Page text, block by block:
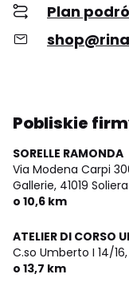
Plan
Pobliskie
SORELLE RAMONDA
Via Modena Carpi
Gallerie, 41019 Soliera
o 10,6 km
ATELIER DI CORSO
C.so Umberto I 14/16,
o 13,7 km